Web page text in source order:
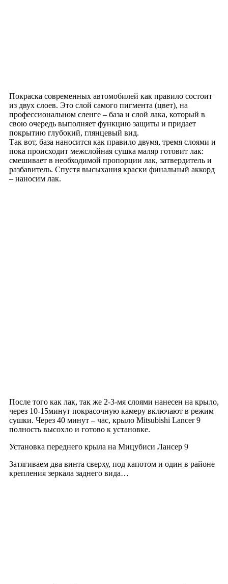
Покраска современных автомобилей как правило состоит
из двух слоев. Это слой самого пигмента (цвет), на
профессиональном сленге – база и слой лака, который в
свою очередь выполняет функцию защиты и придает
покрытию глубокий, глянцевый вид.
Так вот, база наносится как правило двумя, тремя слоями и
пока происходит межслойная сушка маляр готовит лак:
смешивает в необходимой пропорции лак, затвердитель и
разбавитель. Спустя высыхания краски финальный аккорд
– наносим лак.
После того как лак, так же 2-3-мя слоями нанесен на крыло,
через 10-15минут покрасочную камеру включают в режим
сушки. Через 40 минут – час, крыло Mitsubishi Lancer 9
полность высохло и готово к установке.
Установка переднего крыла на Мицубиси Лансер 9
Затягиваем два винта сверху, под капотом и один в районе
крепления зеркала заднего вида…